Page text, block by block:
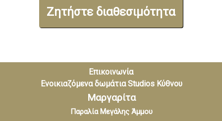
Ζητήστε διαθεσιμότητα
Ενοικιαζόμενα δωμάτιαStudios Κύθνου
Μαργαρίτα
Παραλία Μεγάλης Άμμου
Επικοινωνία